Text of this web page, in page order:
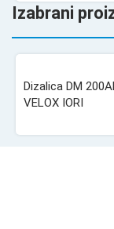
Izabrani
Dizalica DM
VELOX IORI